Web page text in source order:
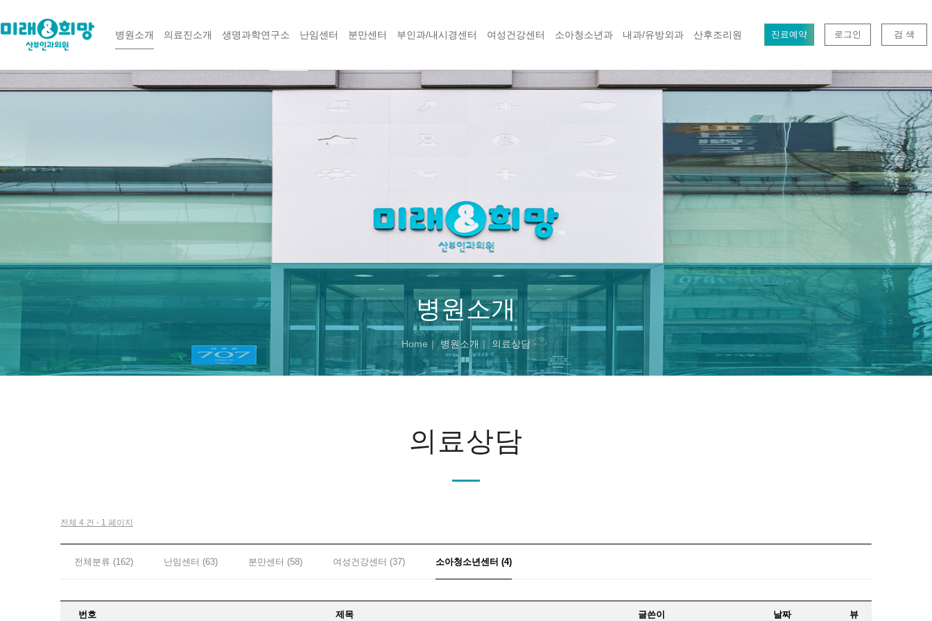
병원소개 의료진소개 생명과학연구소 난임센터 분만센터 부인과/내시경센터 여성건강센터 소아청소년과 내과/유방외과 산후조리원 진료예약 로그인 검 색
병원소개
Home 병원소개 의료상담
의료상담
전체 4 건 - 1 페이지
전체분류 (162) 난임센터 (63) 분만센터 (58) 여성건강센터 (37) 소아청소년센터 (4)
번호 제목 글쓴이 날짜 뷰